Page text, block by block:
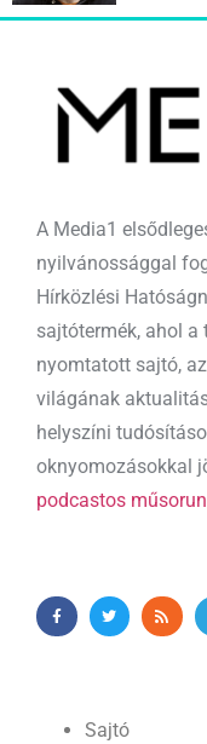
A Media1
nyilvánossággal
Hírközlési
sajtótermék, ahol a
nyomtatott sajtó,
világának
helyszíni
oknyomozásokkal
podcastos
Sajtó